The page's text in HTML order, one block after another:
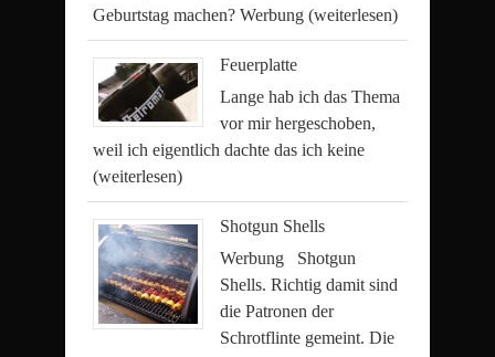
Geburtstag machen? Werbung (weiterlesen)
Feuerplatte
Lange hab ich das Thema
vor mir hergeschoben,
weil ich eigentlich dachte das ich keine
(weiterlesen)
Shotgun Shells
Werbung Shotgun
Shells. Richtig damit sind
die Patronen der
Schrotflinte gemeint. Die